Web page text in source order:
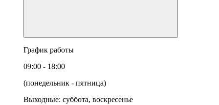
График работы
09:00 - 18:00
(понедельник - пятница)
Выходные: суббота, воскресенье